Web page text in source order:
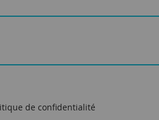
de confidentialité